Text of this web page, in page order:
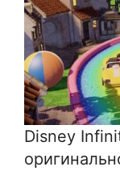
Disney